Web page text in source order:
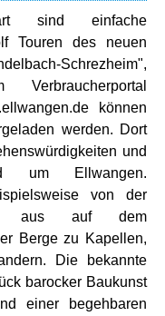
sind einfache
Touren des neuen
Schrezheim",
können
werden. Dort
und
um Ellwangen.
von der
aus auf dem
Berge zu Kapellen,
Die bekannte
barocker Baukunst
einer begehbaren